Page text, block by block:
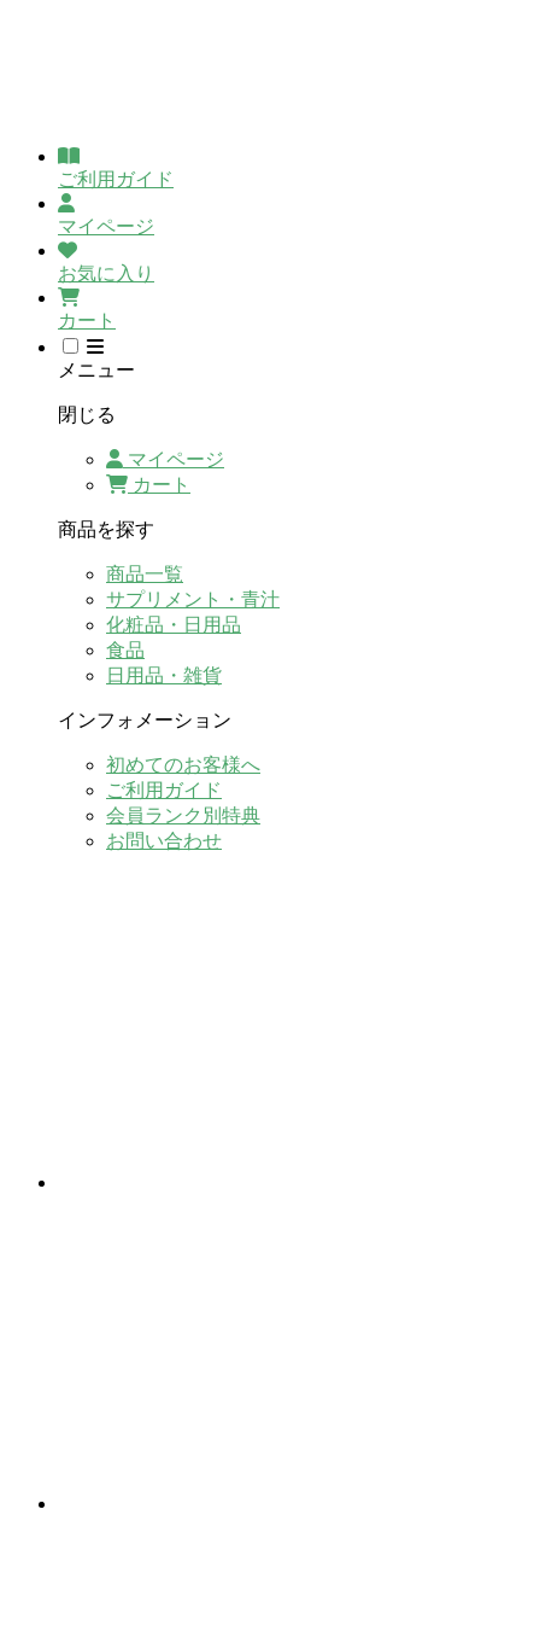
ご利用ガイド
マイページ
お気に入り
カート
メニュー
閉じる
マイページ
カート
商品を探す
商品一覧
サプリメント・青汁
化粧品・日用品
食品
日用品・雑貨
インフォメーション
初めてのお客様へ
ご利用ガイド
会員ランク別特典
お問い合わせ